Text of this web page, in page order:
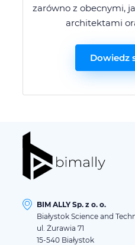
zarówno z obecnymi,
architektami
Dowiedz
BIM ALLY Sp. z o. o.
Białystok Science and
ul. Żurawia 71
15-540 Białystok